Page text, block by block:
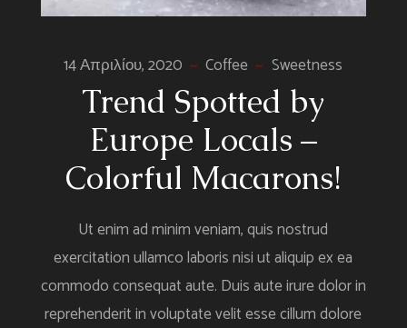
14 Απριλίου, 2020 Coffee Sweetness
Trend Spotted by
Europe Locals –
Colorful Macarons!
Ut enim ad minim veniam, quis nostrud
exercitation ullamco laboris nisi ut aliquip ex ea
commodo consequat aute. Duis aute irure dolor in
reprehenderit in voluptate velit esse cillum dolore